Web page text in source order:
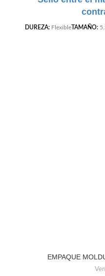
DUREZA: FlexibleTAMAÑO:
EMPAQUE